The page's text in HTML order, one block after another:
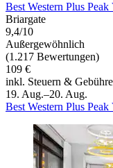
Best Western Plus
Briargate
9,4/10
Außergewöhnlich
(1.217 Bewertungen)
109 €
inkl. Steuern &
19. Aug.–20. Aug.
Best Western Plus